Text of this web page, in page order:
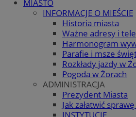
MIASTO
INFORMACJE O MIEŚCIE
Historia miasta
Ważne adresy i
Harmonogram
Parafie i msze
Rozkłady jazdy w
Pogoda w Żorach
ADMINISTRACJA
Prezydent Miasta
Jak załatwić